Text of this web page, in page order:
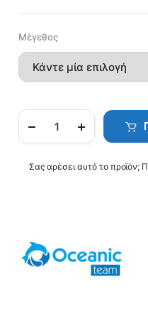
Μέγεθος
Σας αρέσει αυτό το προϊόν;